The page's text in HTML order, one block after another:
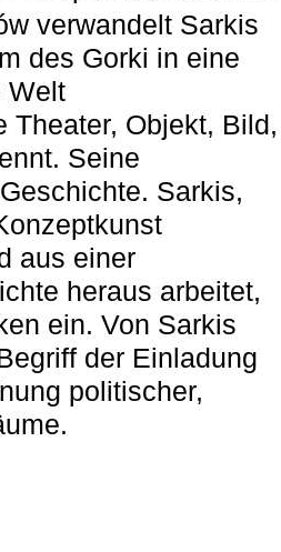
verwandelt Sarkis
des Gorki in eine
Welt
Theater, Objekt, Bild,
Seine
Sarkis,
aus einer
heraus arbeitet,
ein. Von Sarkis
der Einladung
politischer,